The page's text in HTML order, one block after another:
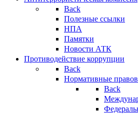
Back
Полезные ссылки
НПА
Памятки
Новости АТК
Противодействие коррупции
Back
Нормативные
Back